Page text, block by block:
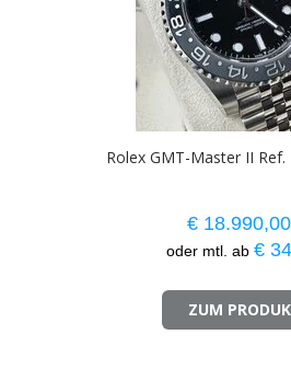
Rolex GMT-Master II Ref.
€18.990,00
oder mtl. ab €
ZUM